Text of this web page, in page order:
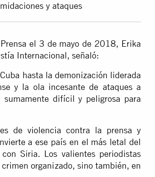
y ataques
el 3 de mayo de 2018, Erika
Internacional, señaló:
hasta la demonización liderada
y la ola incesante de ataques a
sumamente difícil y peligrosa para
de violencia contra la prensa y
a ese país en el más letal del
Siria. Los valientes periodistas
organizado, sino también, en